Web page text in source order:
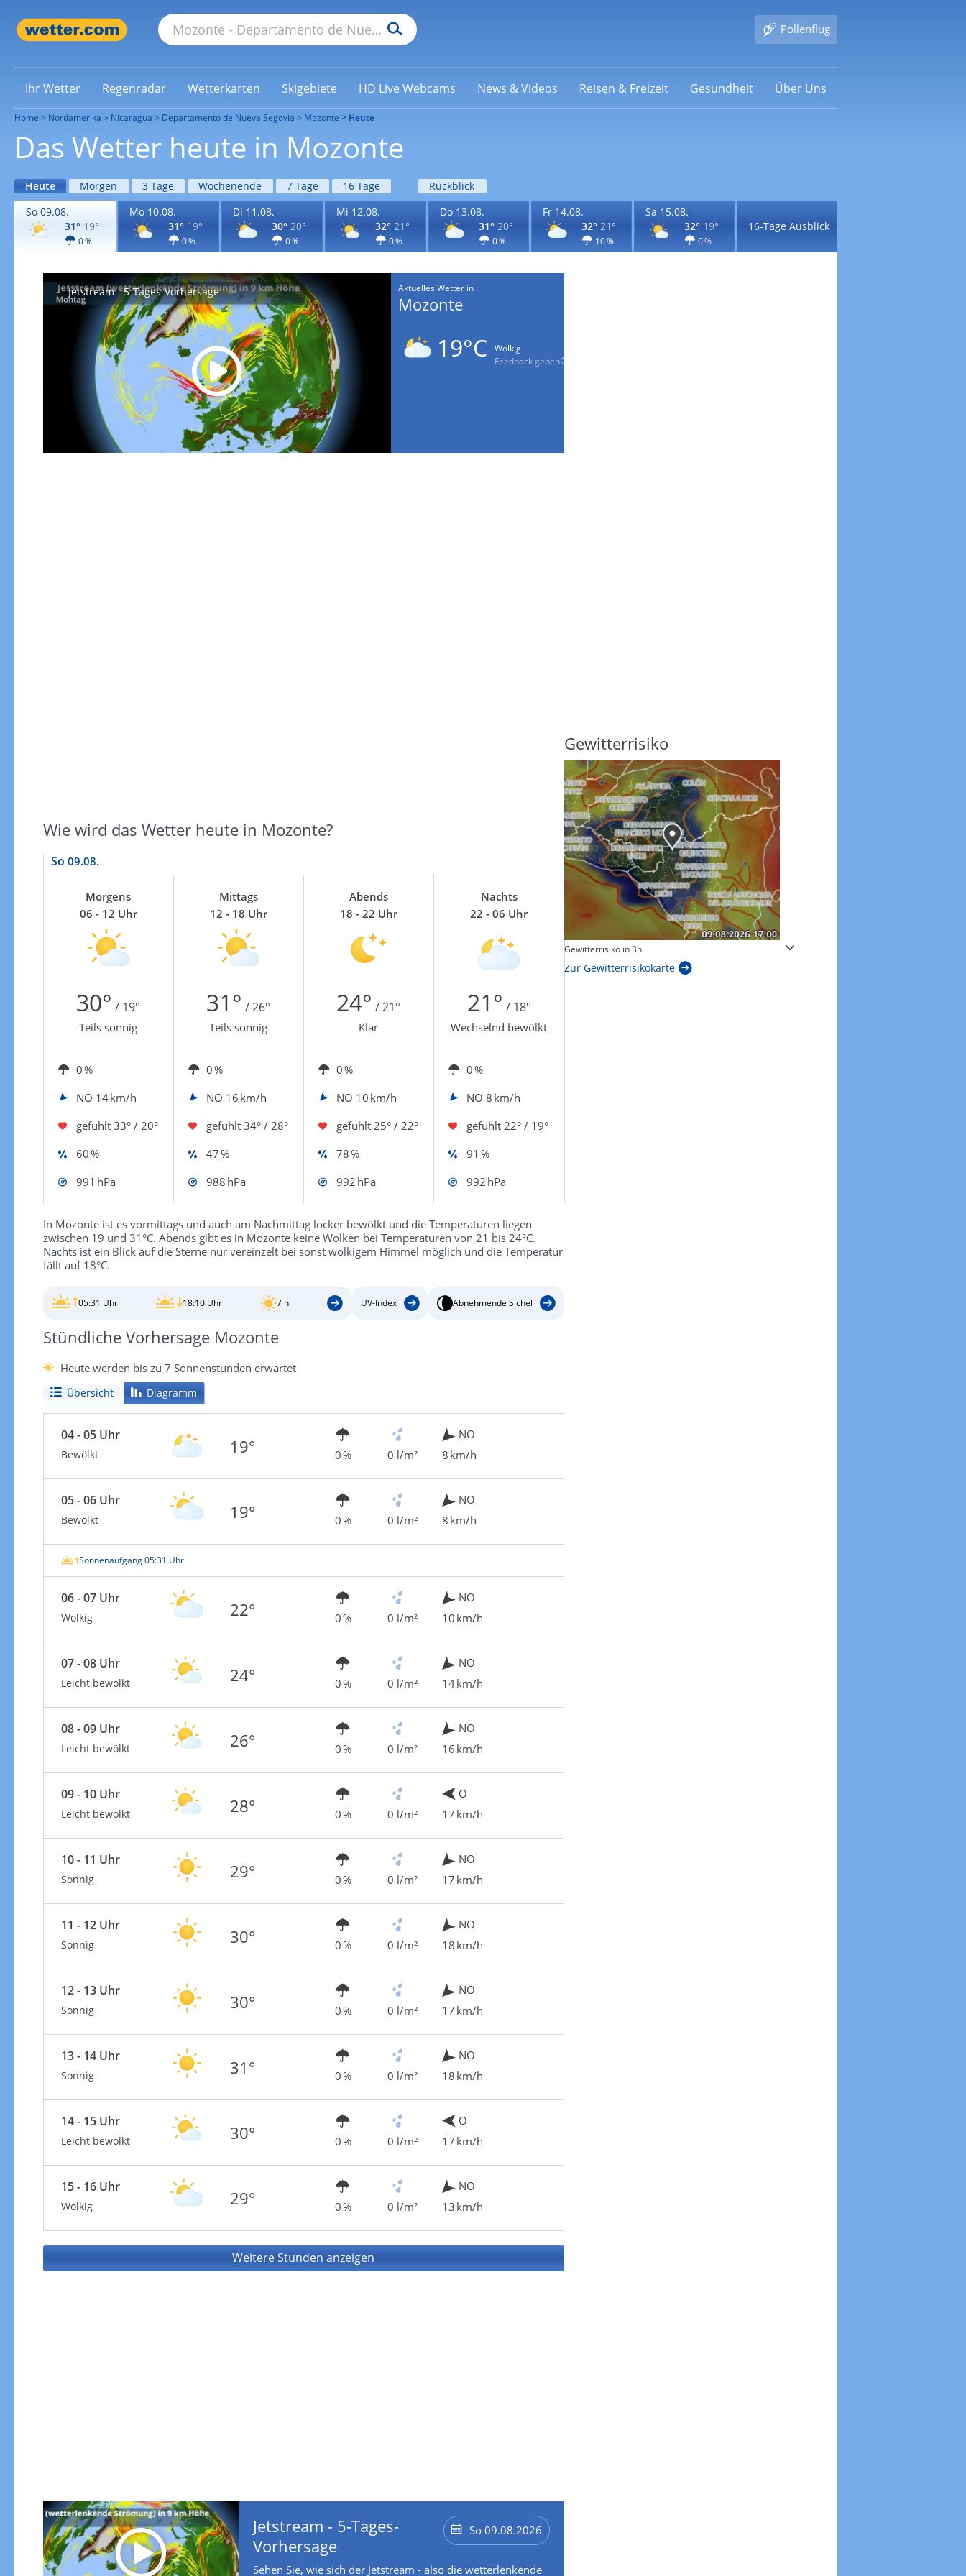
Pollenflug
Ihr Wetter Regenradar Wetterkarten Skigebiete HD Live Webcams News & Videos Reisen & Freizeit Gesundheit Über Uns
Home Nordamerika Nicaragua Departamento de Nueva Segovia Mozonte Heute
Das Wetter heute in Mozonte
Heute Morgen 3 Tage Wochenende 7 Tage 16 Tage
Rückblick
So 09.08.
31° 19°
0 %
Mo 10.08.
31° 19°
0 %
Di 11.08.
30° 20°
0 %
Mi 12.08.
32° 21°
0 %
Do 13.08.
31° 20°
0 %
Fr 14.08.
32° 21°
10 %
Sa 15.08.
32° 19°
0 %
16-Tage Ausblick
Jetstream - 5-Tages-Vorhersage Aktuelles Wetter in
Mozonte
19°C
Wolkig
Feedback geben
Wie wird das Wetter heute in Mozonte?
So 09.08.
Morgens
06 - 12 Uhr
Mittags
12 - 18 Uhr
Abends
18 - 22 Uhr
Nachts
22 - 06 Uhr
30° / 19° 31° / 26° 24° / 21° 21° / 18°
Teils sonnig Teils sonnig Klar Wechselnd bewölkt
0 % 0 % 0 %
0 %
NO 14 km/h NO 16 km/h NO 10 km/h NO 8 km/h
gefühlt 33° / 20° gefühlt 34° / 28° gefühlt 25° / 22° gefühlt 22° / 19°
60 %
47 % 78 %
91 %
991 hPa
988 hPa 992 hPa 992 hPa
In Mozonte ist es vormittags und auch am Nachmittag locker bewölkt und die Temperaturen liegen
zwischen 19 und 31°C. Abends gibt es in Mozonte keine Wolken bei Temperaturen von 21 bis 24°C.
Nachts ist ein Blick auf die Sterne nur vereinzelt bei sonst wolkigem Himmel möglich und die Temperatur
fällt auf 18°C.
05:31 Uhr 18:10 Uhr 7 h UV-Index Abnehmende Sichel
Stündliche Vorhersage Mozonte
Heute werden bis zu 7 Sonnenstunden erwartet
Übersicht Diagramm
04 - 05 Uhr
Bewölkt 19° 0 % 0 l/m²
NO
8 km/h
05 - 06 Uhr
Bewölkt 19° 0 % 0 l/m²
NO
8 km/h
Sonnenaufgang 05:31 Uhr
06 - 07 Uhr
Wolkig 22° 0 % 0 l/m²
NO
10 km/h
07 - 08 Uhr
Leicht bewölkt 24° 0 % 0 l/m²
NO
14 km/h
08 - 09 Uhr
Leicht bewölkt 26° 0 % 0 l/m²
NO
16 km/h
09 - 10 Uhr
Leicht bewölkt 28° 0 % 0 l/m²
O
17 km/h
10 - 11 Uhr
Sonnig 29° 0 % 0 l/m²
NO
17 km/h
11 - 12 Uhr
Sonnig 30° 0 % 0 l/m²
NO
18 km/h
12 - 13 Uhr
Sonnig 30° 0 % 0 l/m²
NO
17 km/h
13 - 14 Uhr
Sonnig 31° 0 % 0 l/m²
NO
18 km/h
14 - 15 Uhr
Leicht bewölkt 30° 0 % 0 l/m²
O
17 km/h
15 - 16 Uhr
Wolkig 29° 0 % 0 l/m²
NO
13 km/h
Weitere Stunden anzeigen
So 09.08.2026
Jetstream - 5-Tages-
Vorhersage
Sehen Sie, wie sich der Jetstream - also die wetterlenkende
Windgeschwindigkeiten in 3h
Zur Windgeschwindigkeitenkarte
Sonnenschein heute
Zur Sonnenscheindauerkarte
Gewitterrisiko
Gewitterrisiko in 3h
Zur Gewitterrisikokarte
Windböen heute